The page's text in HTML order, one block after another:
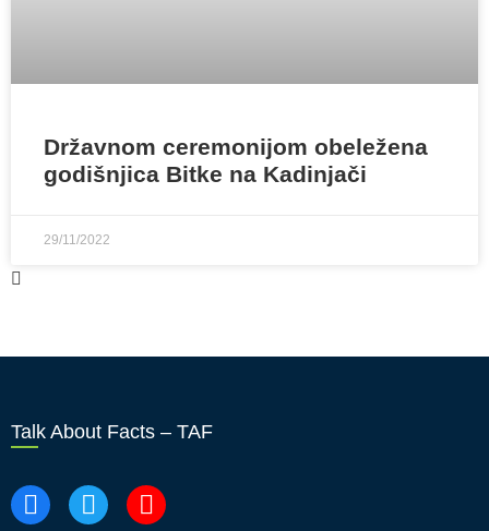
Državnom ceremonijom obeležena
godišnjica Bitke na Kadinjači
29/11/2022
Talk About Facts – TAF